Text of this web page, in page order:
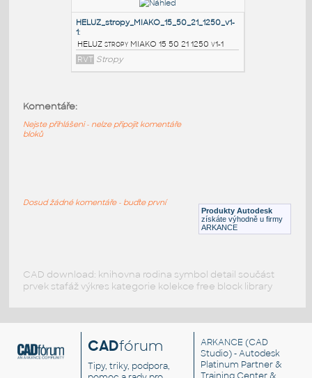
HELUZ_stropy_MIAKO_15_50_21_2000_v1-
1
RVT Stropy
RVT Stropy
HELUZ stropy MIAKO 15 50 21 1250 v1-1
Produkty Autodesk
získáte výhodně u firmy
ARKANCE
Komentáře:
Nejste přihlášeni - nelze připojit komentáře
bloků
Dosud žádné komentáře - buďte první
CAD download: knihovna rodina symbol detail součást
prvek stafáž výkres kategorie kolekce free block library
CADfórum
Tipy, triky, podpora,
ARKANCE (CAD
Studio) - Autodesk
Platinum Partner &